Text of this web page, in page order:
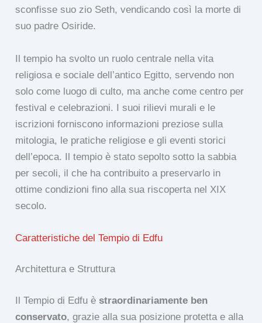
sconfisse suo zio Seth, vendicando così la morte di
suo padre Osiride.
Il tempio ha svolto un ruolo centrale nella vita
religiosa e sociale dell’antico Egitto, servendo non
solo come luogo di culto, ma anche come centro per
festival e celebrazioni. I suoi rilievi murali e le
iscrizioni forniscono informazioni preziose sulla
mitologia, le pratiche religiose e gli eventi storici
dell’epoca. Il tempio è stato sepolto sotto la sabbia
per secoli, il che ha contribuito a preservarlo in
ottime condizioni fino alla sua riscoperta nel XIX
secolo.
Caratteristiche del Tempio di Edfu
Architettura e Struttura
Il Tempio di Edfu è straordinariamente ben
conservato, grazie alla sua posizione protetta e alla